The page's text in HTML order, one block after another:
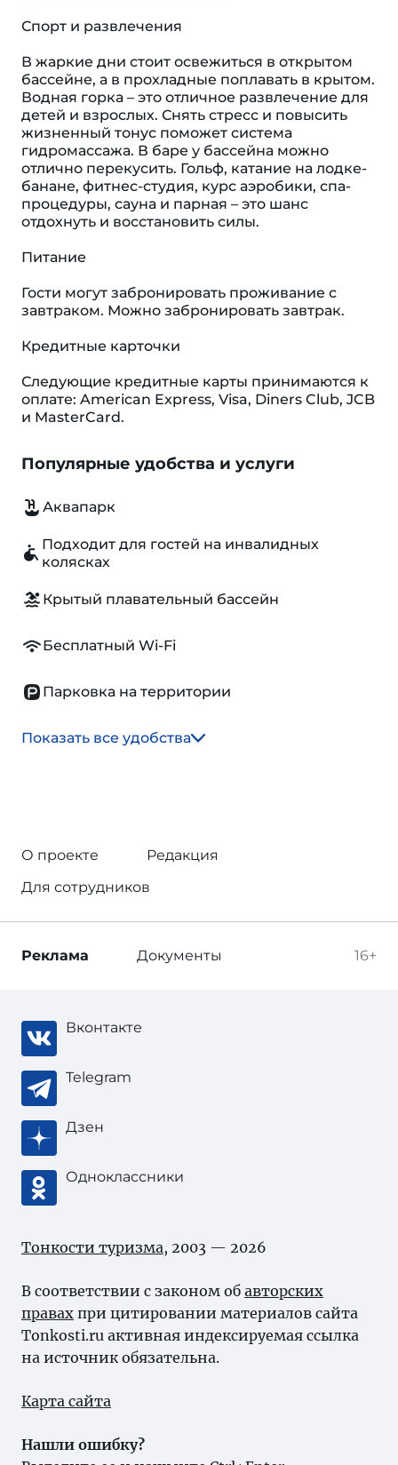
Спорт и развлечения
В жаркие дни стоит освежиться в открытом
бассейне, а в прохладные поплавать в крытом.
Водная горка – это отличное развлечение для
детей и взрослых. Снять стресс и повысить
жизненный тонус поможет система
гидромассажа. В баре у бассейна можно
отлично перекусить. Гольф, катание на лодке-
банане, фитнес-студия, курс аэробики, спа-
процедуры, сауна и парная – это шанс
отдохнуть и восстановить силы.
Питание
Гости могут забронировать проживание с
завтраком. Можно забронировать завтрак.
Кредитные карточки
Следующие кредитные карты принимаются к
оплате: American Express, Visa, Diners Club, JCB
и MasterCard.
Популярные удобства и услуги
Аквапарк
Подходит для гостей на инвалидных
колясках
Крытый плавательный бассейн
Бесплатный Wi-Fi
Парковка на территории
Показать все удобства
О проекте
Редакция
Для сотрудников
16+
Реклама Документы
Вконтакте
Telegram
Дзен
Одноклассники
Тонкости туризма, 2003 — 2026
В соответствии с законом об авторских
правах при цитировании материалов сайта
Tonkosti.ru активная индексируемая ссылка
на источник обязательна.
Карта сайта
Нашли ошибку?